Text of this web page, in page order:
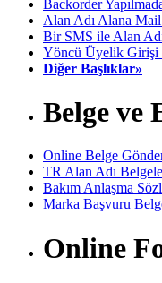
Backorder
Alan Adı Alana
Bir SMS ile Alan
Yöncü Üyelik Girişi
Diğer Başlıklar»
Belge ve
Online Belge
TR Alan Adı
Bakım Anlaşma
Marka Başvuru
Online